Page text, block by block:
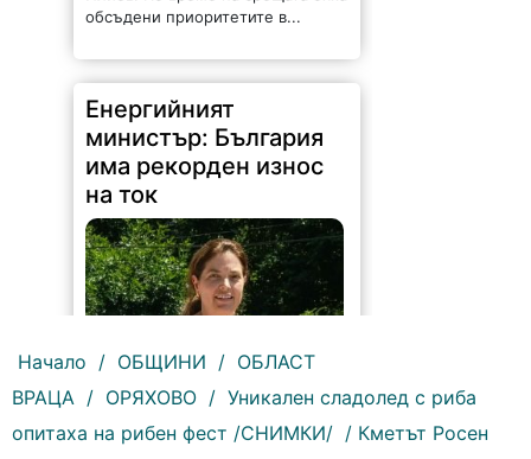
обсъдени приоритетите в...
Енергийният
министър: България
има рекорден износ
на ток
172 | 2026-08-07 11:47:09
Начало / ОБЩИНИ / ОБЛАСТ
ВРАЦА / ОРЯХОВО / Уникален сладолед с риба
опитаха на рибен фест /СНИМКИ/ / Кметът Росен